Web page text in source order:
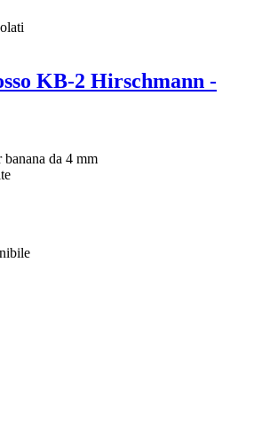
KB-2 Hirschmann -
banana da 4 mm